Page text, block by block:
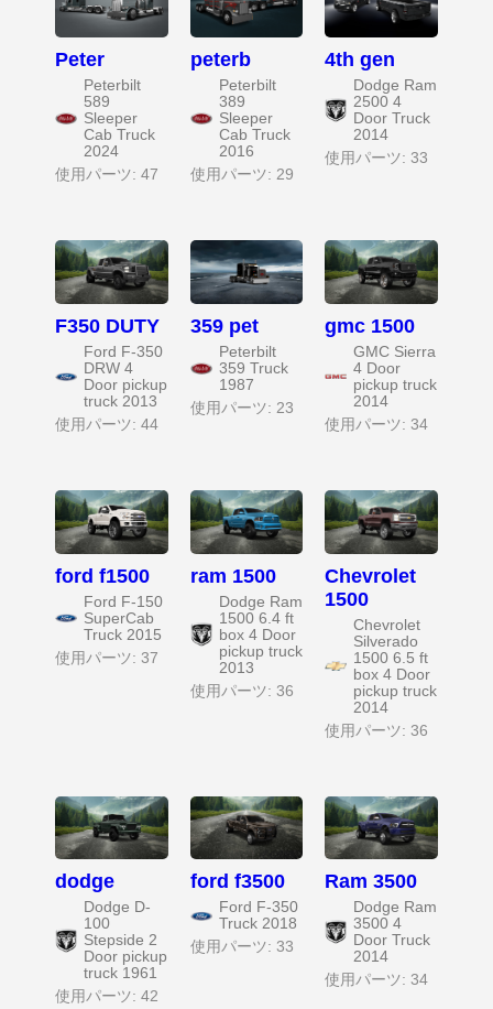
Peter
Peterbilt
589
Sleeper
Cab Truck
2024
使用パーツ: 47
peterb
Peterbilt
389
Sleeper
Cab Truck
2016
使用パーツ: 29
4th gen
Dodge Ram
2500 4
Door Truck
2014
使用パーツ: 33
F350 DUTY
Ford F-350
DRW 4
Door pickup
truck 2013
使用パーツ: 44
359 pet
Peterbilt
359 Truck
1987
使用パーツ: 23
gmc 1500
GMC Sierra
4 Door
pickup truck
2014
使用パーツ: 34
ford f1500
Ford F-150
SuperCab
Truck 2015
使用パーツ: 37
ram 1500
Dodge Ram
1500 6.4 ft
box 4 Door
pickup truck
2013
使用パーツ: 36
Chevrolet
1500
Chevrolet
Silverado
1500 6.5 ft
box 4 Door
pickup truck
2014
使用パーツ: 36
dodge
Dodge D-
100
Stepside 2
Door pickup
truck 1961
使用パーツ: 42
ford f3500
Ford F-350
Truck 2018
使用パーツ: 33
Ram 3500
Dodge Ram
3500 4
Door Truck
2014
使用パーツ: 34